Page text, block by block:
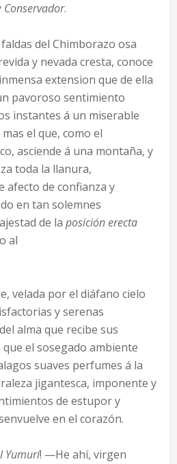
Conservador.
del Chimborazo osa
y nevada cresta, conoce
extension que de ella
pavoroso sentimiento
instantes á un miserable
el que, como el
asciende á una montaña, y
toda la llanura,
afecto de confianza y
en tan solemnes
de la posición erecta
al
velada por el diáfano cielo
y serenas
alma que recibe sus
el sosegado ambiente
suaves perfumes á la
jigantesca, imponente y
de estupor y
en el corazón.
Yumurí! —He ahí, virgen